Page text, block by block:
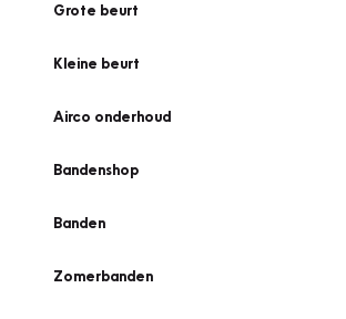
Grote beurt
Kleine beurt
Airco onderhoud
Bandenshop
Banden
Zomerbanden